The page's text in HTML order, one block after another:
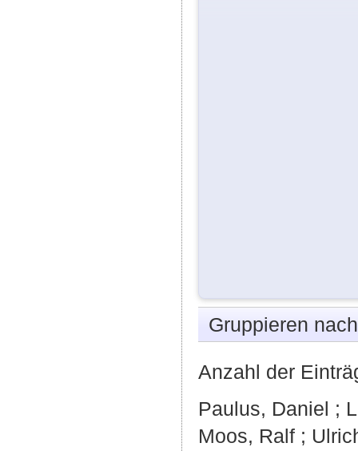
Gruppieren
Anzahl der
Paulus, Daniel ;
Moos, Ralf ;